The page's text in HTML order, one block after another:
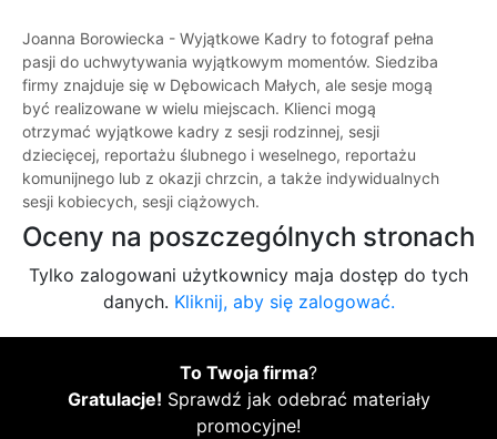
Joanna Borowiecka - Wyjątkowe Kadry to fotograf pełna
pasji do uchwytywania wyjątkowym momentów. Siedziba
firmy znajduje się w Dębowicach Małych, ale sesje mogą
być realizowane w wielu miejscach. Klienci mogą
otrzymać wyjątkowe kadry z sesji rodzinnej, sesji
dziecięcej, reportażu ślubnego i weselnego, reportażu
komunijnego lub z okazji chrzcin, a także indywidualnych
sesji kobiecych, sesji ciążowych.
Oceny na poszczególnych stronach
Tylko zalogowani użytkownicy maja dostęp do tych
danych. Kliknij, aby się zalogować.
To Twoja firma?
Gratulacje! Sprawdź jak odebrać materiały
promocyjne!